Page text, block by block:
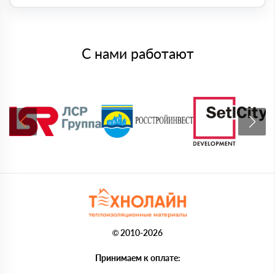
С нами работают
© 2010-2026
Принимаем к оплате: